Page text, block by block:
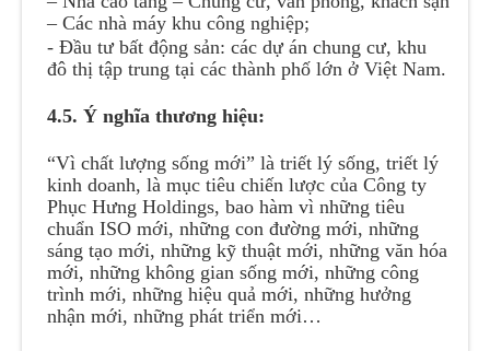
– Các nhà máy khu công nghiệp;
- Đầu tư bất động sản: các dự án chung cư, khu
đô thị tập trung tại các thành phố lớn ở Việt Nam.
4.5. Ý nghĩa thương hiệu:
“Vì chất lượng sống mới” là triết lý sống, triết lý
kinh doanh, là mục tiêu chiến lược của Công ty
Phục Hưng Holdings, bao hàm vì những tiêu
chuẩn ISO mới, những con đường mới, những
sáng tạo mới, những kỹ thuật mới, những văn hóa
mới, những không gian sống mới, những công
trình mới, những hiệu quả mới, những hưởng
nhận mới, những phát triển mới…